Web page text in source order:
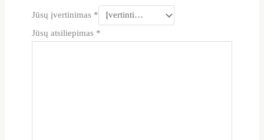
Jūsų įvertinimas *
Jūsų atsiliepimas *